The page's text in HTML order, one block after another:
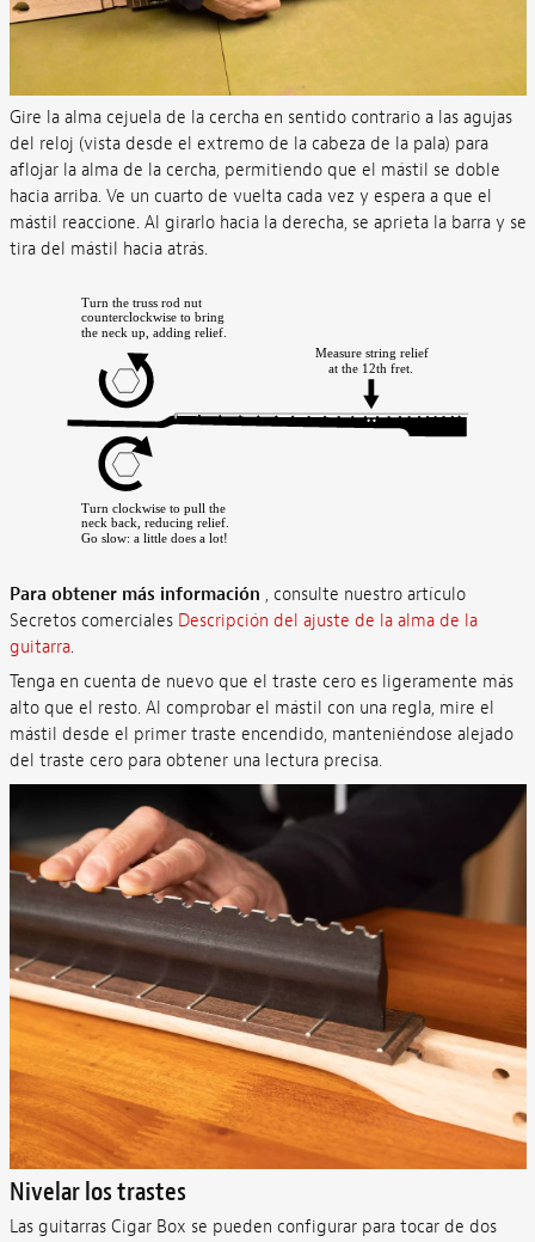
Gire la alma cejuela de la cercha en sentido contrario a las agujas
del reloj (vista desde el extremo de la cabeza de la pala) para
aflojar la alma de la cercha, permitiendo que el mástil se doble
hacia arriba. Ve un cuarto de vuelta cada vez y espera a que el
mástil reaccione. Al girarlo hacia la derecha, se aprieta la barra y se
tira del mástil hacia atrás.
Para obtener más información , consulte nuestro artículo
Secretos comerciales Descripción del ajuste de la alma de la
guitarra.
Tenga en cuenta de nuevo que el traste cero es ligeramente más
alto que el resto. Al comprobar el mástil con una regla, mire el
mástil desde el primer traste encendido, manteniéndose alejado
del traste cero para obtener una lectura precisa.
Nivelar los trastes
Las guitarras Cigar Box se pueden configurar para tocar de dos